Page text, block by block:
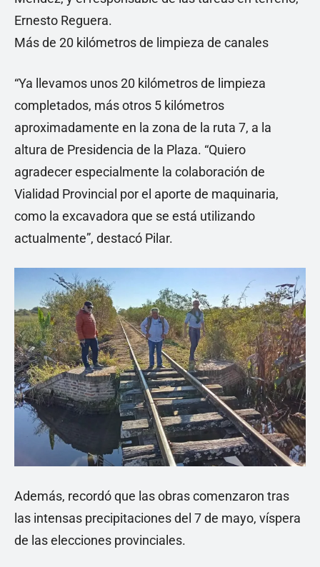
Ernesto Reguera.
Más de 20 kilómetros de limpieza de canales
“Ya llevamos unos 20 kilómetros de limpieza
completados, más otros 5 kilómetros
aproximadamente en la zona de la ruta 7, a la
altura de Presidencia de la Plaza. “Quiero
agradecer especialmente la colaboración de
Vialidad Provincial por el aporte de maquinaria,
como la excavadora que se está utilizando
actualmente”, destacó Pilar.
Además, recordó que las obras comenzaron tras
las intensas precipitaciones del 7 de mayo, víspera
de las elecciones provinciales.